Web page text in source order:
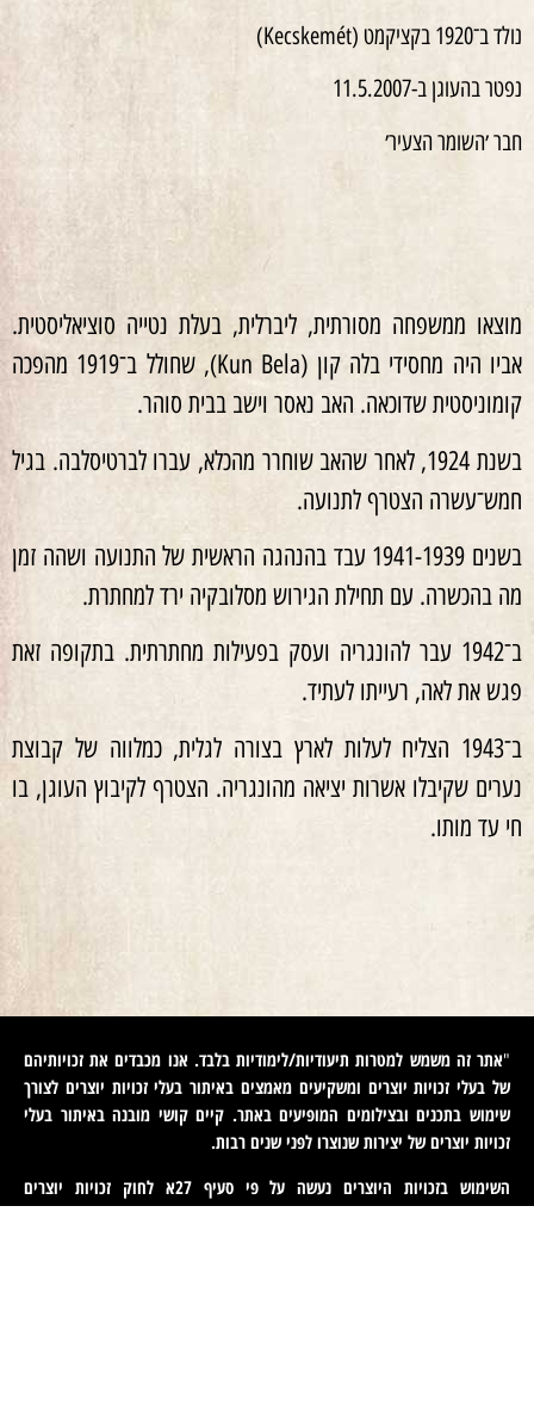
נולד ב־1920 בקציקמט (Kecskemét)
נפטר בהעוגן ב-11.5.2007
חבר ׳השומר הצעיר׳
מוצאו ממשפחה מסורתית, ליברלית, בעלת נטייה סוציאליסטית.
אביו היה מחסידי בלה קון (Kun Bela), שחולל ב־1919 מהפכה
קומוניסטית שדוכאה. האב נאסר וישב בבית סוהר.
בשנת 1924, לאחר שהאב שוחרר מהכלא, עברו לברטיסלבה. בגיל
חמש־עשרה הצטרף לתנועה.
בשנים 1939‏-1941 עבד בהנהגה הראשית של התנועה ושהה זמן
מה בהכשרה. עם תחילת הגירוש מסלובקיה ירד למחתרת.
ב־1942 עבר להונגריה ועסק בפעילות מחתרתית. בתקופה זאת
פגש את לאה, רעייתו לעתיד.
ב־1943 הצליח לעלות לארץ בצורה לגלית, כמלווה של קבוצת
נערים שקיבלו אשרות יציאה מהונגריה. הצטרף לקיבוץ העוגן, בו
חי עד מותו.
"אתר זה משמש למטרות תיעודיות/לימודיות בלבד. אנו מכבדים את זכויותיהם
של בעלי זכויות יוצרים ומשקיעים מאמצים באיתור בעלי זכויות יוצרים לצורך
שימוש בתכנים ובצילומים המופיעים באתר. קיים קושי מובנה באיתור בעלי
זכויות יוצרים של יצירות שנוצרו לפני שנים רבות.
השימוש בזכויות היוצרים נעשה על פי סעיף 27א לחוק זכויות יוצרים
תשס"ח-2007. אם לדעתכם נפגעה זכותכם כבעלים של זכויות יוצרים באיזה